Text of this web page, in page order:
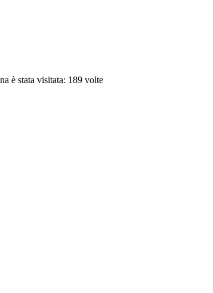
è stata visitata: 189 volte